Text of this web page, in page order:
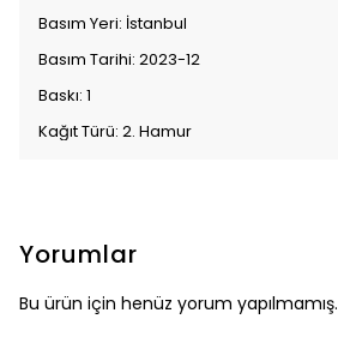
Basım Yeri: İstanbul
Basım Tarihi: 2023-12
Baskı: 1
Kağıt Türü: 2. Hamur
Yorumlar
Bu ürün için henüz yorum yapılmamış.